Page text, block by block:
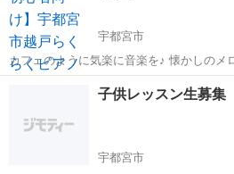
宇都宮市
カフェのように気楽に音楽を♪ 懐かしのメロディを一緒に練習しませ
んか？ 指番号と鍵盤シールで簡単に弾け
宇都宮市
子供レッスン生募集
宇都宮市